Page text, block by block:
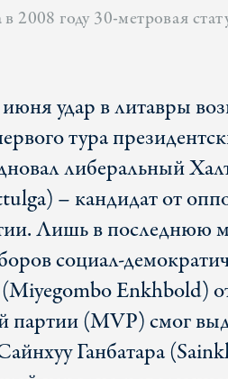
2008 году 30-метровая
удар в литавры
тура
либеральный
– кандидат от
Лишь в последнюю
социал-
Enkhbold)
партии (MVP) смог
Ганбатара